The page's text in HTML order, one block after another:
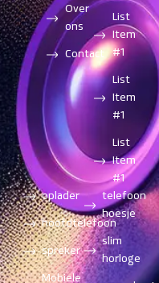
Over
ons
Contact
List
Item
#1
List
Item
#1
List
Item
#1
oplader
hoofdtelefoon
spreker
Mobiele
telefoon
hoesje
slim
horloge